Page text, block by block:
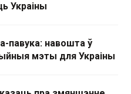
Украіны
павука: навошта ў
мэты для Украіны